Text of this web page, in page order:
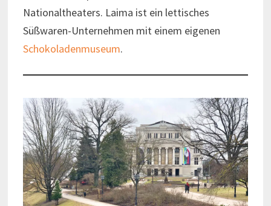
Nationaltheaters. Laima ist ein lettisches
Süßwaren-Unternehmen mit einem eigenen
Schokoladenmuseum.